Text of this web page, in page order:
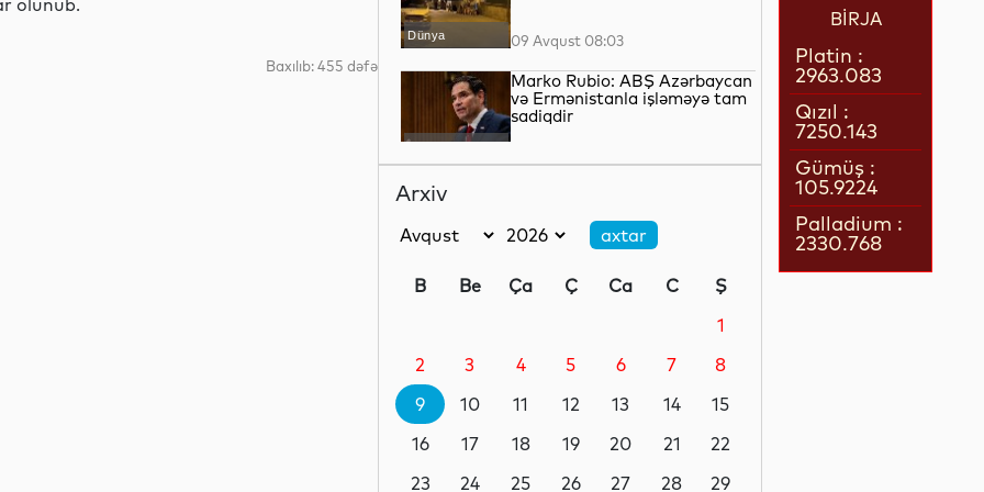
olunub.
Baxılıb: 455 dəfə
Dünya 09 Avqust 08:03
Siyasət
Marko Rubio: ABŞ Azərbaycan
və Ermənistanla işləməyə tam
sadiqdir
Siyasət
ölkələrinin gələcəyi parlaqdır
08 Avqust 22:17
Hadisə
Xocavənddə buldozerin minaya
aparılır
08 Avqust 21:24
Arxiv
B Be Ça Ç Ca C
Ş
1
2
3 4 5 6 7
8
9
10 11 12 13 14
15
16
17 18 19 20 21
22
23
24 25 26 27 28 29
BİRJA
Platin :
2963.083
Qızıl :
7250.143
Gümüş :
105.9224
Palladium :
2330.768